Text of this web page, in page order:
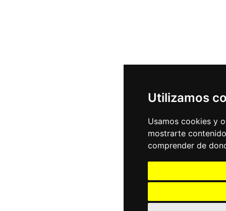
Utilizamos
Usamos cookies y
mostrarte
comprender de